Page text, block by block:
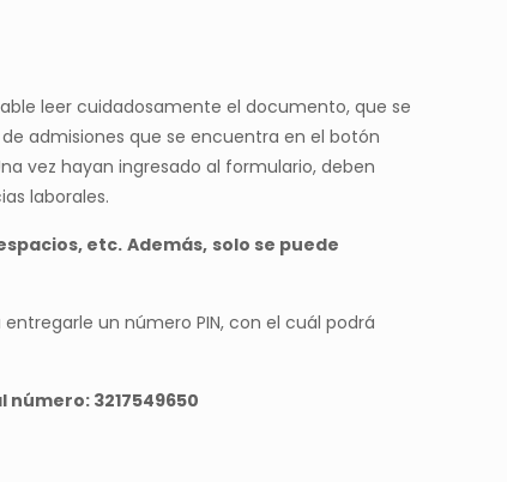
leer cuidadosamente el documento, que se
admisiones que se encuentra en el botón
vez hayan ingresado al formulario, deben
laborales.
etc. Además, solo se puede
un número PIN, con el cuál podrá
número: 3217549650